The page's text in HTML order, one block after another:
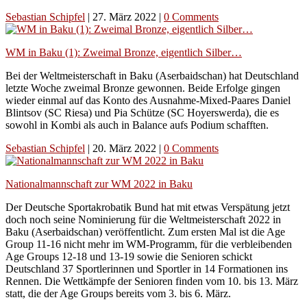
Sebastian Schipfel | 27. März 2022 | 0 Comments
WM in Baku (1): Zweimal Bronze, eigentlich Silber…
Bei der Weltmeisterschaft in Baku (Aserbaidschan) hat Deutschland
letzte Woche zweimal Bronze gewonnen. Beide Erfolge gingen
wieder einmal auf das Konto des Ausnahme-Mixed-Paares Daniel
Blintsov (SC Riesa) und Pia Schütze (SC Hoyerswerda), die es
sowohl in Kombi als auch in Balance aufs Podium schafften.
Sebastian Schipfel | 20. März 2022 | 0 Comments
Nationalmannschaft zur WM 2022 in Baku
Der Deutsche Sportakrobatik Bund hat mit etwas Verspätung jetzt
doch noch seine Nominierung für die Weltmeisterschaft 2022 in
Baku (Aserbaidschan) veröffentlicht. Zum ersten Mal ist die Age
Group 11-16 nicht mehr im WM-Programm, für die verbleibenden
Age Groups 12-18 und 13-19 sowie die Senioren schickt
Deutschland 37 Sportlerinnen und Sportler in 14 Formationen ins
Rennen. Die Wettkämpfe der Senioren finden vom 10. bis 13. März
statt, die der Age Groups bereits vom 3. bis 6. März.